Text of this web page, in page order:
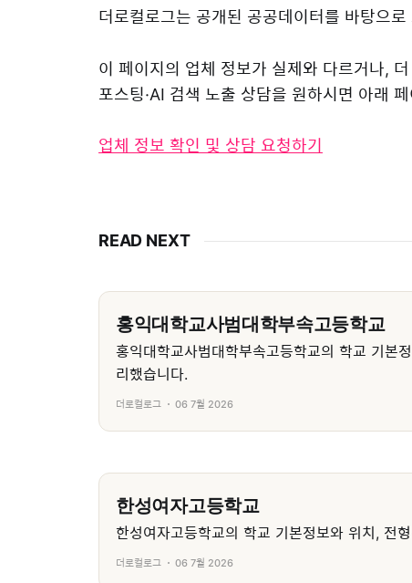
더로컬로그는 공개된 공공데이터를 바탕으
이 페이지의 업체 정보가 실제와 다르거나,
포스팅·AI 검색 노출 상담을 원하시면 아래
업체 정보 확인 및 상담 요청하기
READ NEXT
홍익대학교사범대학부속고등학교
홍익대학교사범대학부속고등학교의 학교 기본
리했습니다.
더로컬로그 06 7월 2026
한성여자고등학교
한성여자고등학교의 학교 기본정보와 위치, 전
더로컬로그 06 7월 2026